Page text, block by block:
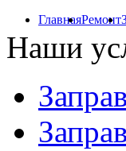
ГлавнаяРемонт
Наши